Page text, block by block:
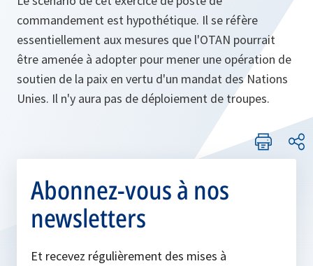
commandement est hypothétique. Il se réfère
essentiellement aux mesures que l'OTAN pourrait
être amenée à adopter pour mener une opération de
soutien de la paix en vertu d'un mandat des Nations
Unies. Il n'y aura pas de déploiement de troupes.
Abonnez-vous à nos
newsletters
Et recevez régulièrement des mises à